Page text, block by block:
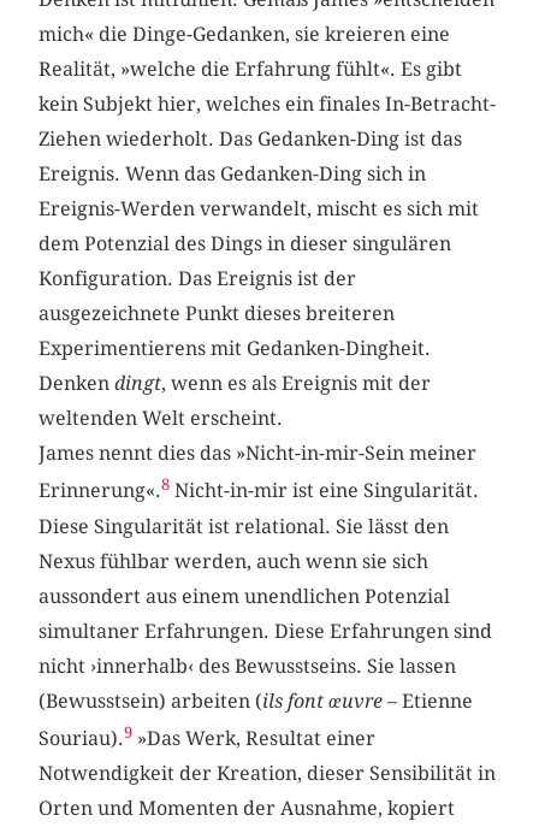
mich« die Dinge-Gedanken, sie kreieren eine
Realität, »welche die Erfahrung fühlt«. Es gibt
kein Subjekt hier, welches ein finales In-Betracht-
Ziehen wiederholt. Das Gedanken-Ding ist das
Ereignis. Wenn das Gedanken-Ding sich in
Ereignis-Werden verwandelt, mischt es sich mit
dem Potenzial des Dings in dieser singulären
Konfiguration. Das Ereignis ist der
ausgezeichnete Punkt dieses breiteren
Experimentierens mit Gedanken-Dingheit.
Denkendingt, wenn es als Ereignis mit der
weltenden Welt erscheint.
James nennt dies das »Nicht-in-mir-Sein meiner
Erinnerung«.8 Nicht-in-mir ist eine Singularität.
Diese Singularität ist relational. Sie lässt den
Nexus fühlbar werden, auch wenn sie sich
aussondert aus einem unendlichen Potenzial
simultaner Erfahrungen. Diese Erfahrungen sind
nicht ›innerhalb‹ des Bewusstseins. Sie lassen
(Bewusstsein) arbeiten (ils font œuvre – Etienne
Souriau).9 »Das Werk, Resultat einer
Notwendigkeit der Kreation, dieser Sensibilität in
Orten und Momenten der Ausnahme, kopiert